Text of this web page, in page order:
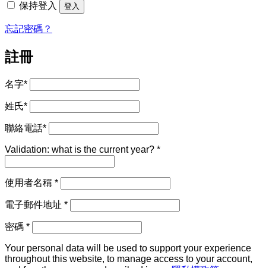
保持登入
登入
忘記密碼？
註冊
名字*
姓氏*
聯絡電話*
Validation: what is the current year? *
使用者名稱 *必
電子郵件地址 *必
密碼 *必
Your personal data will be used to support your experience
throughout this website, to manage access to your account,